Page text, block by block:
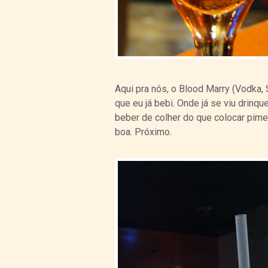
Aqui pra nós, o Blood Marry
que eu já bebi. Onde já se viu
beber de colher do que colocar
boa. Próximo.